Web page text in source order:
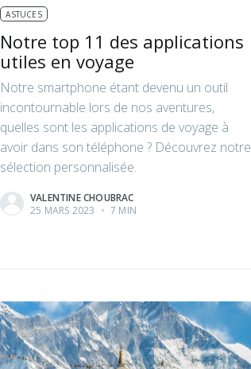
ASTUCES
Notre top 11 des applications
utiles en voyage
Notre smartphone étant devenu un outil
incontournable lors de nos aventures,
quelles sont les applications de voyage à
avoir dans son téléphone ? Découvrez notre
sélection personnalisée.
VALENTINE CHOUBRAC
25 MARS 2023 • 7 MIN